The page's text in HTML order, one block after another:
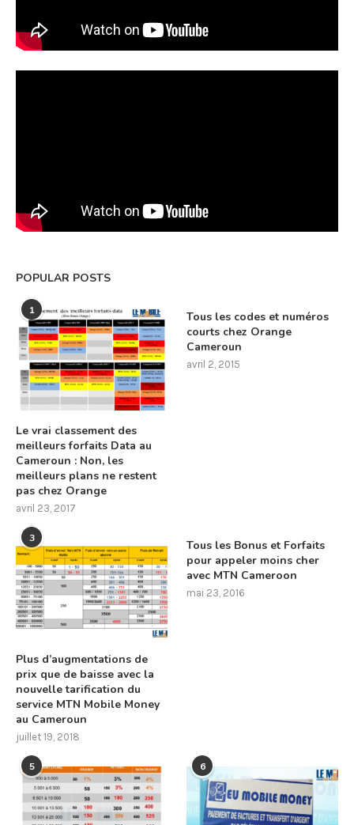
POPULAR POSTS
1
Le vrai classement des
meilleurs forfaits Data au
Cameroun : Non, les
meilleurs plans ne restent
pas chez Orange
avril 23, 2017
Tous les codes et numéros
courts chez Orange
Cameroun
avril 2, 2015
3
Plus d’augmentations de
prix que de baisse avec la
nouvelle tarification du
service MTN Mobile Money
au Cameroun
juillet 19, 2018
Tous les Bonus et Forfaits
pour appeler moins cher
avec MTN Cameroon
mai 23, 2016
5 6